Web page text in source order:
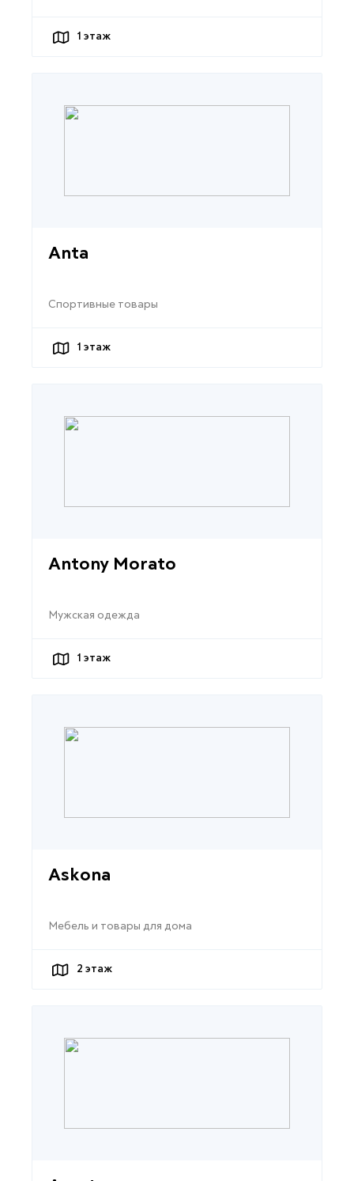
1 этаж
Anta
Спортивные товары
1 этаж
Antony Morato
Мужская одежда
1 этаж
Askona
Мебель и товары для дома
2 этаж